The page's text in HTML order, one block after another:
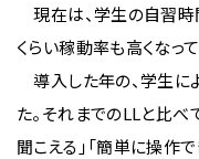
現在は、学生の自習
くらい稼動率も高くなって
導入した年の、学生に
た。それまでのLLと比べ
聞こえる」「簡単に操作